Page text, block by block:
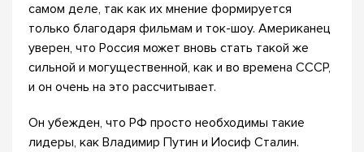
самом деле, так как их мнение формируется
только благодаря фильмам и ток-шоу. Американец
уверен, что Россия может вновь стать такой же
сильной и могущественной, как и во времена СССР,
и он очень на это рассчитывает.
Он убежден, что РФ просто необходимы такие
лидеры, как Владимир Путин и Иосиф Сталин.